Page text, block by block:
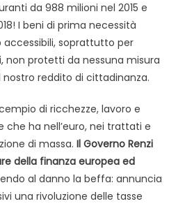
da 988 milioni nel 2015 e
I beni di prima necessità
soprattutto per
non protetti da nessuna misura
reddito di cittadinanza.
di ricchezze, lavoro e
ha nell’euro, nei trattati e
di massa. Il Governo Renzi
della finanza europea ed
al danno la beffa: annuncia
una rivoluzione delle tasse